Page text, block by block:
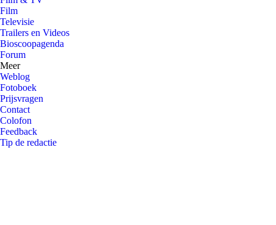
Film
Televisie
Trailers en Videos
Bioscoopagenda
Forum
Meer
Weblog
Fotoboek
Prijsvragen
Contact
Colofon
Feedback
Tip de redactie